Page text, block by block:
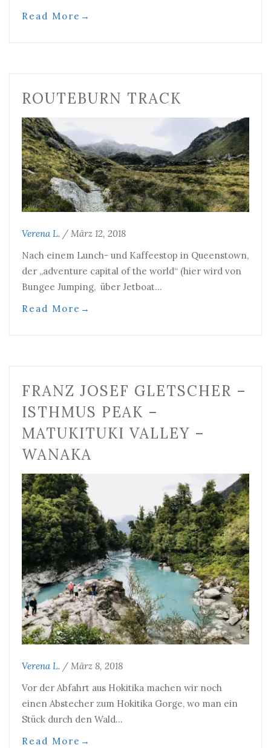
Read More →
ROUTEBURN TRACK
Verena L. / März 12, 2018
Nach einem Lunch- und Kaffeestop in Queenstown,
der „adventure capital of the world“ (hier wird von
Bungee Jumping, über Jetboat…
Read More →
FRANZ JOSEF GLETSCHER –
ISTHMUS PEAK –
MATUKITUKI VALLEY –
WANAKA
Verena L. / März 8, 2018
Vor der Abfahrt aus Hokitika machen wir noch
einen Abstecher zum Hokitika Gorge, wo man ein
Stück durch den Wald…
Read More →